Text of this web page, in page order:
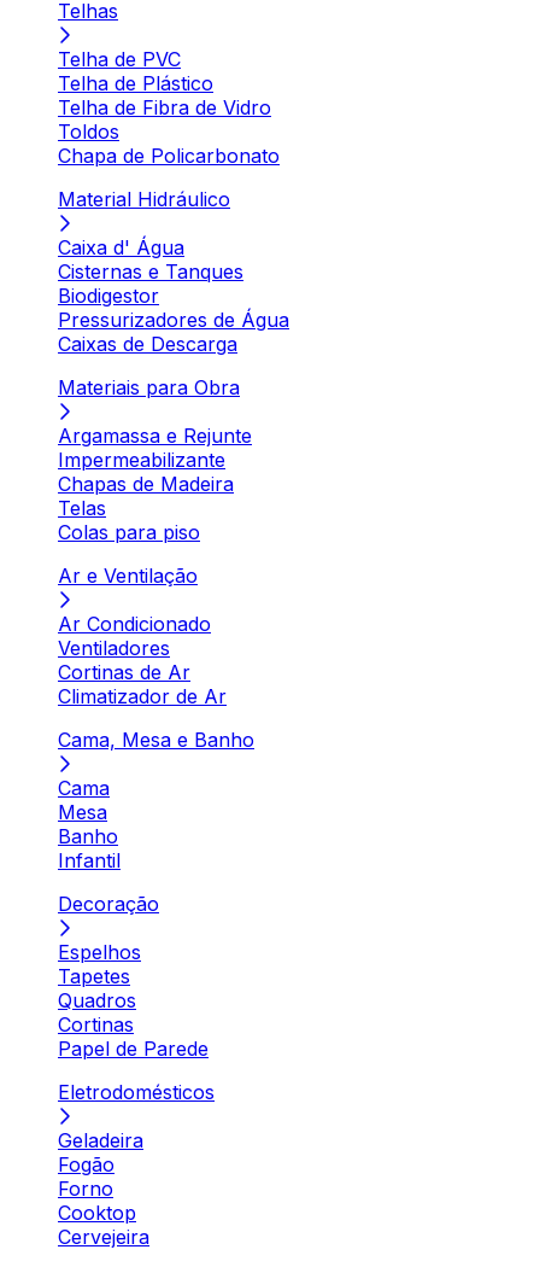
Telhas
Telha de PVC
Telha de Plástico
Telha de Fibra de Vidro
Toldos
Chapa de Policarbonato
Material Hidráulico
Caixa d' Água
Cisternas e Tanques
Biodigestor
Pressurizadores de Água
Caixas de Descarga
Materiais para Obra
Argamassa e Rejunte
Impermeabilizante
Chapas de Madeira
Telas
Colas para piso
Ar e Ventilação
Ar Condicionado
Ventiladores
Cortinas de Ar
Climatizador de Ar
Cama, Mesa e Banho
Cama
Mesa
Banho
Infantil
Decoração
Espelhos
Tapetes
Quadros
Cortinas
Papel de Parede
Eletrodomésticos
Geladeira
Fogão
Forno
Cooktop
Cervejeira